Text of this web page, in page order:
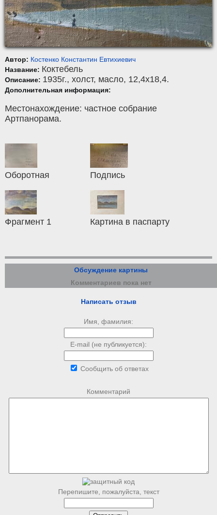
Автор: Костенко Константин Евтихиевич
Название: Коктебель
Описание: 1935г., холст, масло, 12,4x18,4.
Дополнительная информация:
Местонахождение: частное собрание
Артпанорама.
Оборотная Подпись
Фрагмент 1 Картина в паспарту
Обсуждение картины
Комментариев пока нет
Написать отзыв
Имя, фамилия:
E-mail (не публикуется):
Сообщить об ответах
Комментарий
Перепишите, пожалуйста, текст